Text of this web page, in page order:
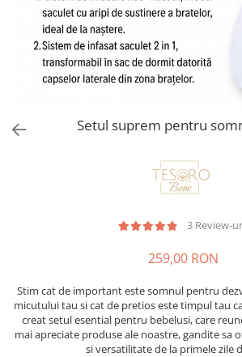
Setul suprem pentru
3 Review-
259,00 RON
Stim cat de important este somnul pentru
micutului tau si cat de pretios este timpul tau
creat setul esential pentru bebelusi, care
mai apreciate produse ale noastre, gandite sa
si versatilitate de la primele zile